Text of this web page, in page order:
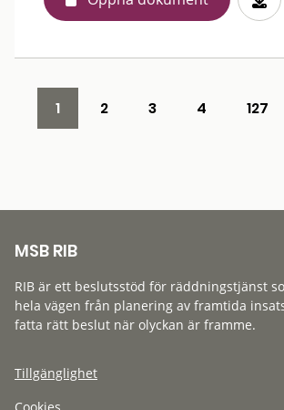
1 2 3 4 127
MSB RIB
RIB är ett beslutsstöd för räddningstjänst
hela vägen från planering av framtida
fatta rätt beslut när olyckan är framme.
Tillgänglighet